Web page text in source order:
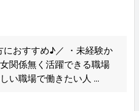
おすすめ♪／ ・未経験か
関係無く活躍できる職場
い職場で働きたい人 ...